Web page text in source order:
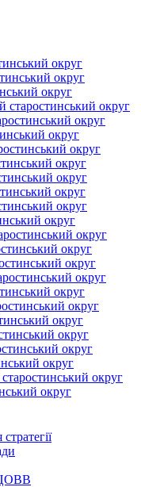
округ
округ
округ
старостинський округ
округ
округ
округ
округ
округ
округ
округ
округ
округ
округ
округ
округ
округ
округ
округ
округ
округ
округ
округ
округ
ЦОВВ